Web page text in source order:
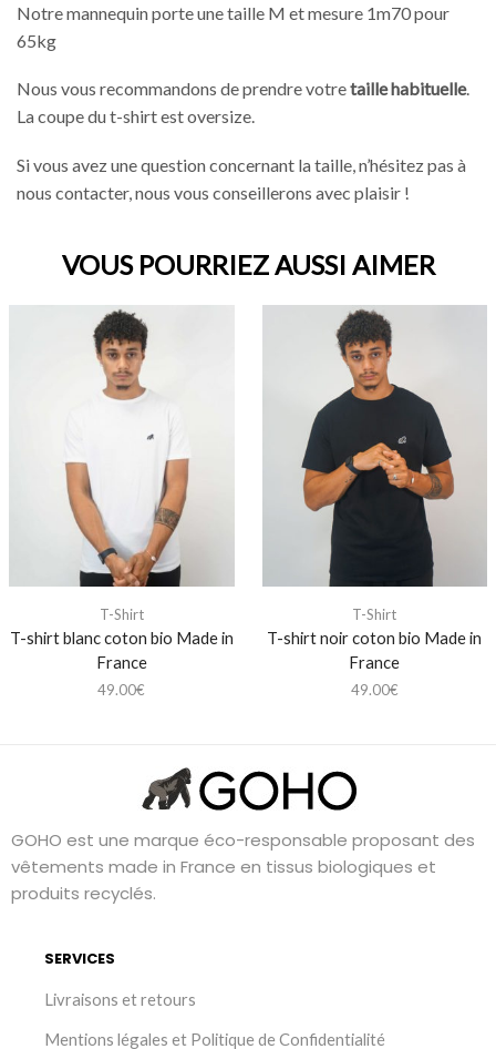
Notre mannequin porte une taille M et mesure 1m70 pour
65kg
Nous vous recommandons de prendre votretaille habituelle.
La coupe du t-shirt est oversize.
Si vous avez une question concernant la taille, n’hésitez pas à
nous contacter, nous vous conseillerons avec plaisir !
VOUS POURRIEZ AUSSI AIMER
T-Shirt
T-shirt blanc coton bio Made in
France
49.00€
T-Shirt
T-shirt noir coton bio Made in
France
49.00€
GOHO est une marque éco-responsable proposant des
vêtements made in France en tissus biologiques et
produits recyclés.
SERVICES
Livraisons et retours
Mentions légales et Politique de Confidentialité